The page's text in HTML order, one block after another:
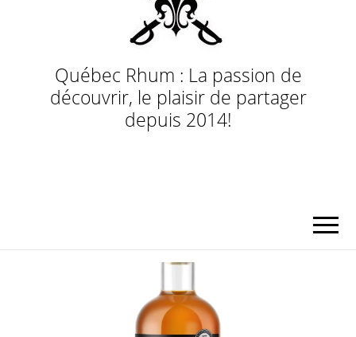
Québec Rhum : La passion de
découvrir, le plaisir de partager
depuis 2014!